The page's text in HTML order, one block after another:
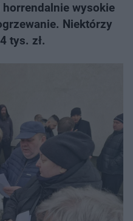
wysokie
Niektórzy
tys. zł.